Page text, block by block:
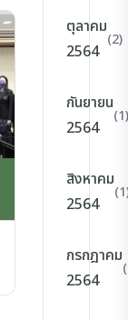
ตุลาคม
2564
(2)
กันยายน
2564
(1)
สิงหาคม
2564
กรกฎาคม
2564